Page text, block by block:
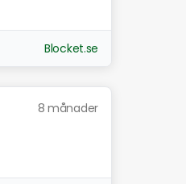
Blocket.se
8 månader